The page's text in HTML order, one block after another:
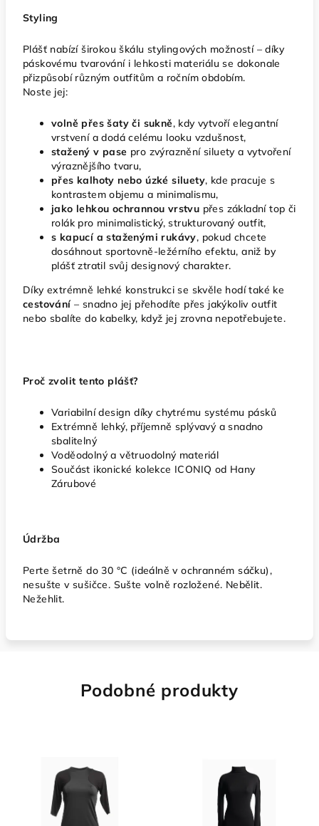
Styling
Plášť nabízí širokou škálu stylingových možností – díky
páskovému tvarování i lehkosti materiálu se dokonale
přizpůsobí různým outfitům a ročním obdobím.
Noste jej:
volně přes šaty či sukně, kdy vytvoří elegantní
vrstvení a dodá celému looku vzdušnost,
stažený v pase pro zvýraznění siluety a vytvoření
výraznějšího tvaru,
přes kalhoty nebo úzké siluety, kde pracuje s
kontrastem objemu a minimalismu,
jako lehkou ochrannou vrstvu přes základní top či
rolák pro minimalistický, strukturovaný outfit,
s kapucí a staženými rukávy, pokud chcete
dosáhnout sportovně-ležérního efektu, aniž by
plášť ztratil svůj designový charakter.
Díky extrémně lehké konstrukci se skvěle hodí také ke
cestování– snadno jej přehodíte přes jakýkoliv outfit
nebo sbalíte do kabelky, když jej zrovna nepotřebujete.
Proč zvolit tento plášť?
Variabilní design díky chytrému systému pásků
Extrémně lehký, příjemně splývavý a snadno
sbalitelný
Voděodolný a větruodolný materiál
Součást ikonické kolekce ICONIQ od Hany
Zárubové
Údržba
Perte šetrně do 30 °C (ideálně v ochranném sáčku),
nesušte v sušičce. Sušte volně rozložené. Nebělit.
Nežehlit.
Podobné produkty